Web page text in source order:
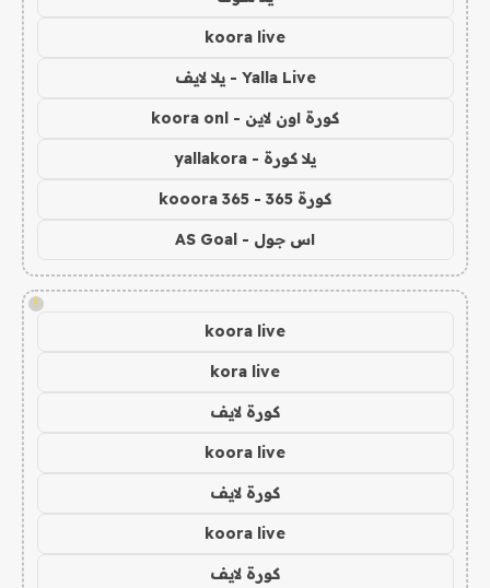
koora live
Yalla Live - يلا لايف
كورة اون لاين - koora onl
يلا كورة - yallakora
كورة 365 - kooora 365
اس جول - AS Goal
!
koora live
kora live
كورة لايف
koora live
كورة لايف
koora live
كورة لايف